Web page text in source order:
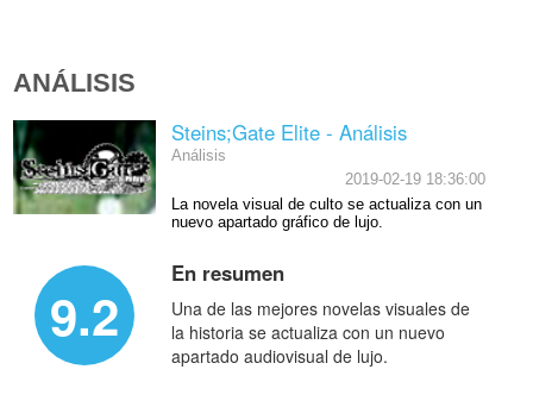
ANÁLISIS
Steins;Gate Elite - Análisis
Análisis
2019-02-19 18:36:00
La novela visual de culto se actualiza con un
nuevo apartado gráfico de lujo.
9.2
En resumen
Una de las mejores novelas visuales de
la historia se actualiza con un nuevo
apartado audiovisual de lujo.